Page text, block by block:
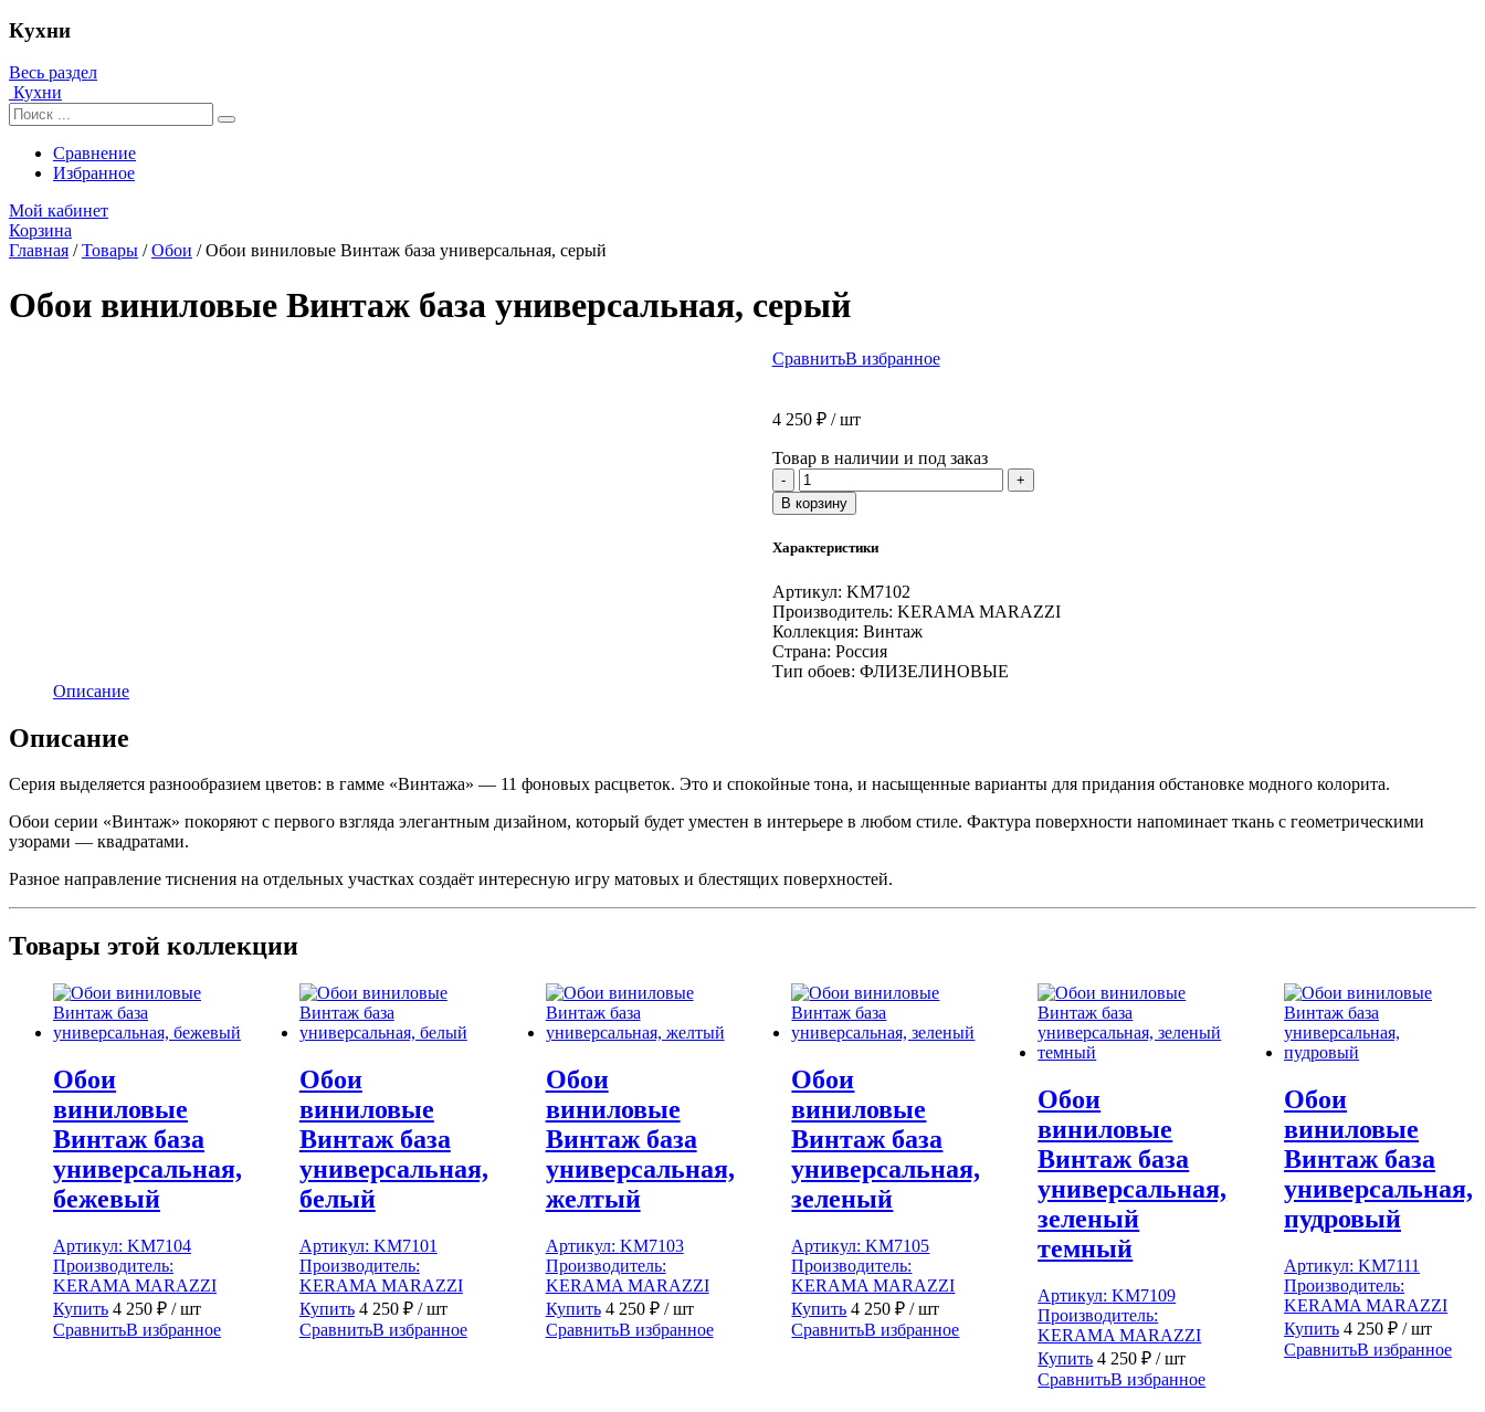
Кухни
Весь раздел
Кухни
Сравнение
Избранное
Мой кабинет
Корзина
Главная /Товары /Обои /Обои виниловые Винтаж база универсальная, серый
Обои виниловые Винтаж база универсальная, серый
СравнитьВ избранное
4 250 ₽/ шт
Товар в наличии и под заказ
-
Количество
товара
Обои
Винтаж
универсальная,
серый
+
В корзину
Характеристики
Артикул: KM7102
Производитель: KERAMA MARAZZI
Коллекция: Винтаж
Страна: Россия
Тип обоев: ФЛИЗЕЛИНОВЫЕ
Описание
Описание
Серия выделяется разнообразием цветов: в гамме «Винтажа» — 11 фоновых расцветок. Это и спокойные тона, и насыщенные варианты для придания обстановке модного колорита.
Обои серии «Винтаж» покоряют с первого взгляда элегантным дизайном, который будет уместен в интерьере в любом стиле. Фактура поверхности напоминает ткань с геометрическими
узорами — квадратами.
Разное направление тиснения на отдельных участках создаёт интересную игру матовых и блестящих поверхностей.
Товары этой коллекции
Обои
виниловые
Винтаж база
универсальная,
бежевый
Артикул: KM7104
Производитель:
KERAMA MARAZZI
Купить 4 250 ₽ / шт
СравнитьВ избранное
Обои
виниловые
Винтаж база
универсальная,
белый
Артикул: KM7101
Производитель:
KERAMA MARAZZI
Купить 4 250 ₽/ шт
СравнитьВ избранное
Обои
виниловые
Винтаж база
универсальная,
желтый
Артикул: KM7103
Производитель:
KERAMA MARAZZI
Купить 4 250 ₽/ шт
СравнитьВ избранное
Обои
виниловые
Винтаж база
универсальная,
зеленый
Артикул:KM7105
Производитель:
KERAMA MARAZZI
Купить 4 250₽ / шт
СравнитьВ избранное
Обои
виниловые
Винтаж база
универсальная,
зеленый
темный
Артикул:KM7109
Производитель:
KERAMA MARAZZI
Купить 4 250₽ / шт
СравнитьВ избранное
Обои
виниловые
Винтаж база
универсальная,
пудровый
Артикул:KM7111
Производитель:
KERAMA MARAZZI
Купить 4 250₽ / шт
СравнитьВ избранное